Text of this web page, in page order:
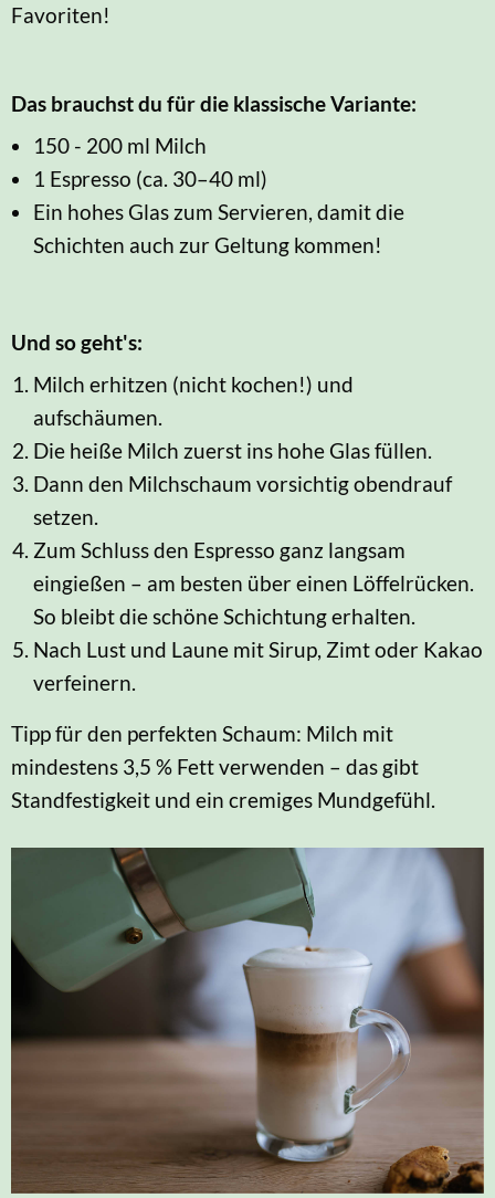
Favoriten!
Das brauchst du für die klassische Variante:
150 - 200 ml Milch
1 Espresso (ca. 30–40 ml)
Ein hohes Glas zum Servieren, damit die
Schichten auch zur Geltung kommen!
Und so geht's:
Milch erhitzen (nicht kochen!) und
aufschäumen.
Die heiße Milch zuerst ins hohe Glas füllen.
Dann den Milchschaum vorsichtig obendrauf
setzen.
Zum Schluss den Espresso ganz langsam
eingießen – am besten über einen Löffelrücken.
So bleibt die schöne Schichtung erhalten.
Nach Lust und Laune mit Sirup, Zimt oder Kakao
verfeinern.
Tipp für den perfekten Schaum: Milch mit
mindestens 3,5 % Fett verwenden – das gibt
Standfestigkeit und ein cremiges Mundgefühl.